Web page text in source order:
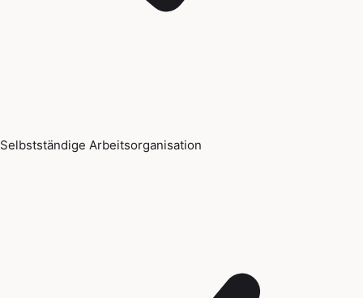
Selbstständige Arbeitsorganisation